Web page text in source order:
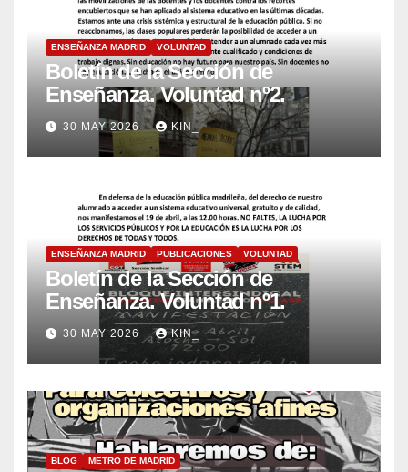
ENSEÑANZA MADRID VOLUNTAD
Boletín de la Sección de
Enseñanza. Voluntad nº2.
30 MAY 2026 KIN_
ENSEÑANZA MADRID PUBLICACIONES VOLUNTAD
Boletín de la Sección de
Enseñanza. Voluntad nº1.
30 MAY 2026 KIN_
BLOG METRO DE MADRID